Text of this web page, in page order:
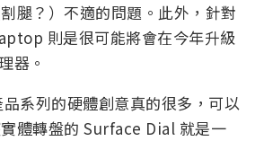
腿？）不適的問題。此外，針對
則是很可能將會在今年升級
器。
系列的硬體創意真的很多，可以
體轉盤的 Surface Dial 就是一